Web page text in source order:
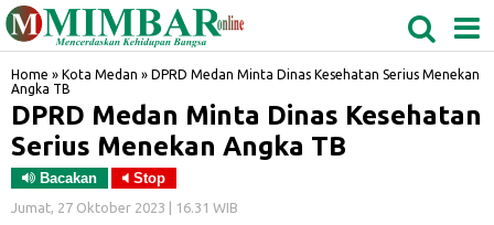
BIDANGRO
Home » Kota Medan » DPRD Medan Minta Dinas Kesehatan Serius Menekan
Angka TB
DPRD Medan Minta Dinas Kesehatan
Serius Menekan Angka TB
Bacakan Stop
Jumat, 27 Oktober 2023 | 16.31 WIB